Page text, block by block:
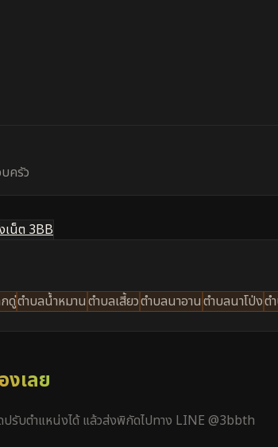
ครัว
เน็ต 3BB
ดู่ตำบลน้ำหมานตำบลเสี้ยวตำบลนาอานตำบลนาโป่งต
งเลย
บตำแหน่งได้ แล้วส่งพิกัดไปทาง LINE @3bbth